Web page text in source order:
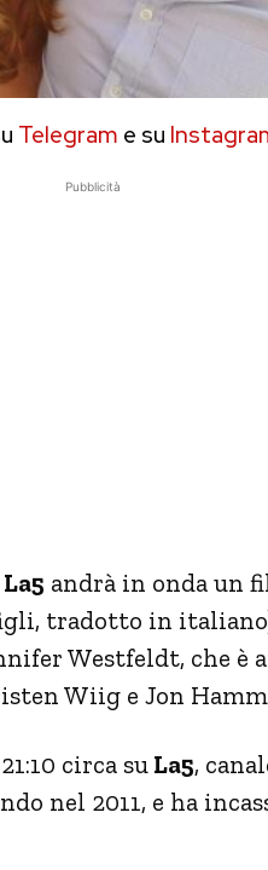
Telegram e su
Pubblicità
La5 andrà in onda un
tradotto in
Westfeldt, che è
Wiig e Jon
circa su La5,
nel 2011, e ha